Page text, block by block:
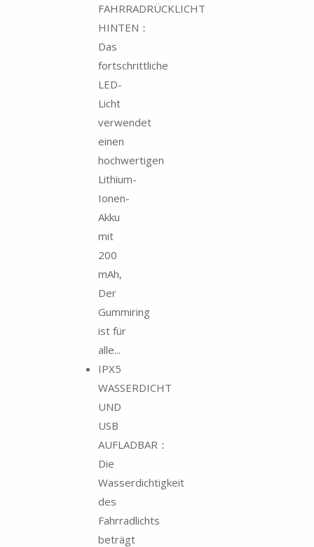
FAHRRADRÜCKLICHT
HINTEN：
Das
fortschrittliche
LED-
Licht
verwendet
einen
hochwertigen
Lithium-
Ionen-
Akku
mit
200
mAh,
Der
Gummiring
ist für
alle...
IPX5
WASSERDICHT
UND
USB
AUFLADBAR：
Die
Wasserdichtigkeit
des
Fahrradlichts
beträgt